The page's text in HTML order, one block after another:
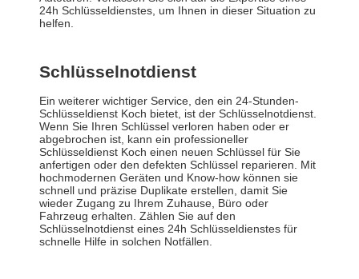
24h Schlüsseldienstes, um Ihnen in dieser Situation zu
helfen.
Schlüsselnotdienst
Ein weiterer wichtiger Service, den ein 24-Stunden-
Schlüsseldienst Koch bietet, ist der Schlüsselnotdienst.
Wenn Sie Ihren Schlüssel verloren haben oder er
abgebrochen ist, kann ein professioneller
Schlüsseldienst Koch einen neuen Schlüssel für Sie
anfertigen oder den defekten Schlüssel reparieren. Mit
hochmodernen Geräten und Know-how können sie
schnell und präzise Duplikate erstellen, damit Sie
wieder Zugang zu Ihrem Zuhause, Büro oder
Fahrzeug erhalten. Zählen Sie auf den
Schlüsselnotdienst eines 24h Schlüsseldienstes für
schnelle Hilfe in solchen Notfällen.